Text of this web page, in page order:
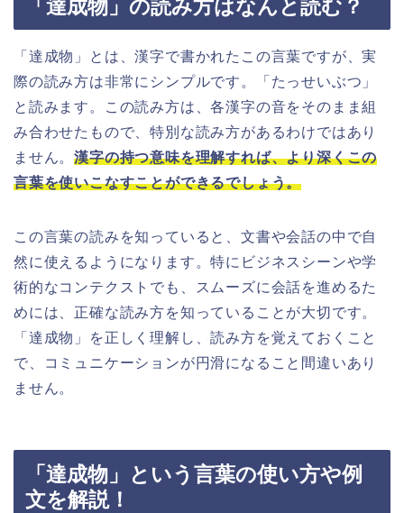
「達成物」の読み方はなんと読む？
「達成物」とは、漢字で書かれたこの言葉ですが、実
際の読み方は非常にシンプルです。「たっせいぶつ」
と読みます。この読み方は、各漢字の音をそのまま組
み合わせたもので、特別な読み方があるわけではあり
ません。漢字の持つ意味を理解すれば、より深くこの
言葉を使いこなすことができるでしょう。
この言葉の読みを知っていると、文書や会話の中で自
然に使えるようになります。特にビジネスシーンや学
術的なコンテクストでも、スムーズに会話を進めるた
めには、正確な読み方を知っていることが大切です。
「達成物」を正しく理解し、読み方を覚えておくこと
で、コミュニケーションが円滑になること間違いあり
ません。
「達成物」という言葉の使い方や例
文を解説！